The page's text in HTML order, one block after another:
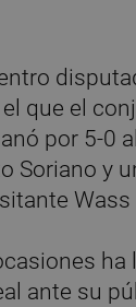
que el
por 5-0
Soriano y
ha
ante su